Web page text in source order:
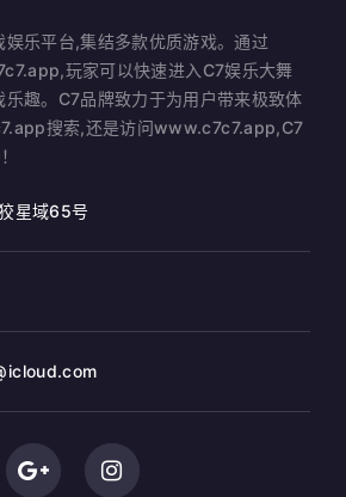
乐平台,集结多款优质游戏。通过
玩家可以快速进入C7娱乐大舞
乐趣。C7品牌致力于为用户带来极致体
搜索,还是访问www.c7c7.app,C7
星域65号